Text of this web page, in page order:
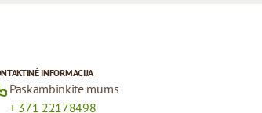
INFORMACIJA
Paskambinkite mums
+ 371 22178498